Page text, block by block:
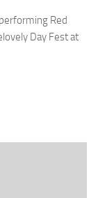
Red
Day Fest at